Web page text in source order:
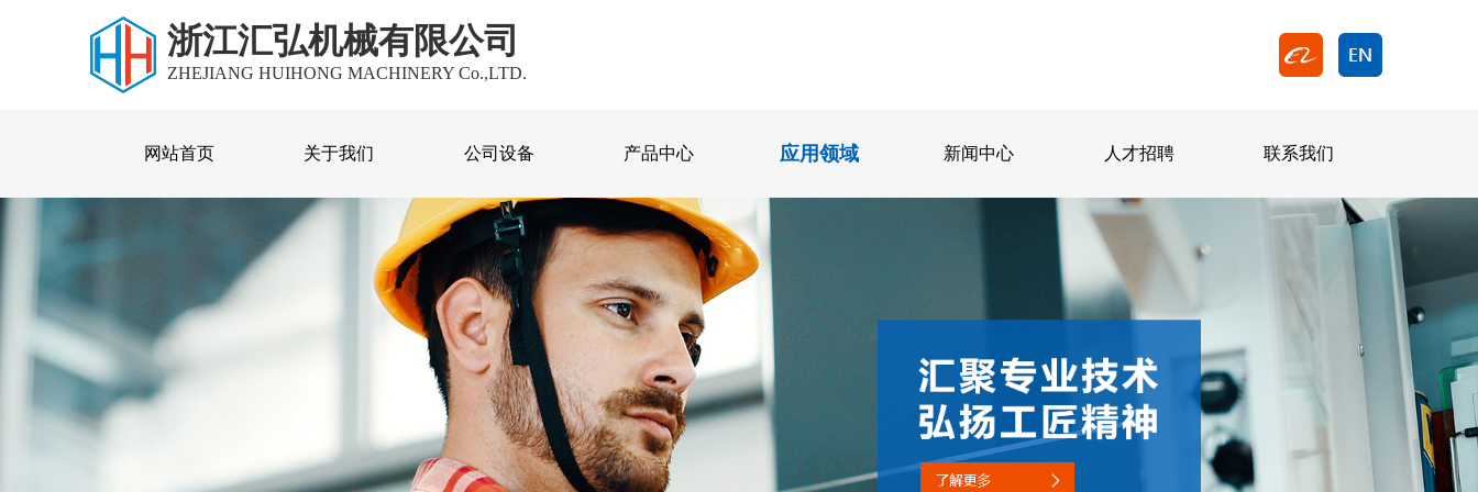
浙江汇弘机械有限公司
ZHEJIANG HUIHONG MACHINERY Co.,LTD.
网站首页 关于我们 公司设备 产品中心 应用领域 新闻中心 人才招聘 联系我们